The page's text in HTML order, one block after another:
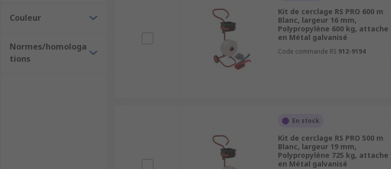
Couleur
Normes/homologa
tions
Kit de cerclage RS PRO 600 m
Blanc, largeur 16 mm,
Polypropylène 600 kg, attache
en Métal galvanisé
Code commande RS 912-9194
En stock
Kit de cerclage RS PRO 500 m
Blanc, largeur 19 mm,
Polypropylène 725 kg, attache
en Métal galvanisé